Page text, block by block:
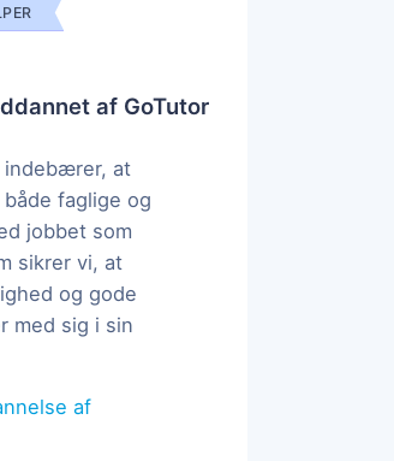
af GoTutor
indebærer, at
faglige og
jobbet som
sikrer vi, at
og gode
med sig i sin
af